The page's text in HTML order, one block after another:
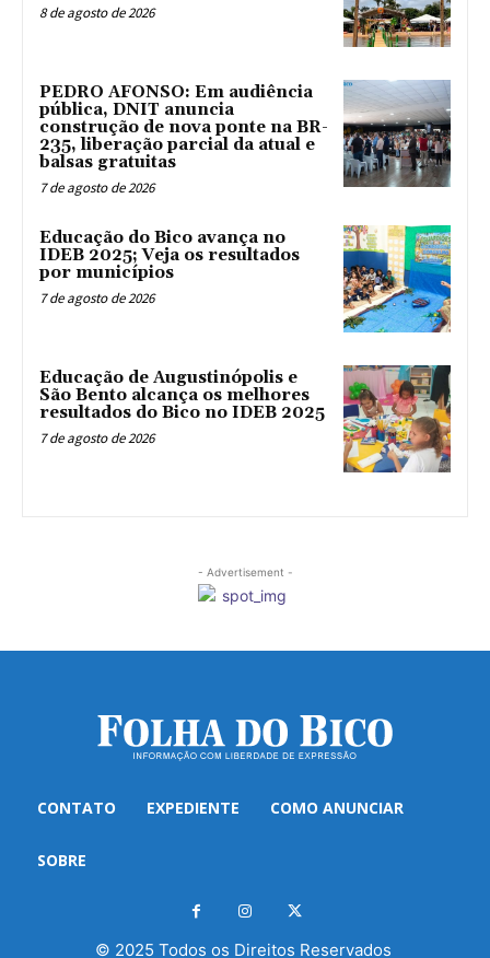
8 de agosto de 2026
PEDRO AFONSO: Em audiência
pública, DNIT anuncia
construção de nova ponte na BR-
235, liberação parcial da atual e
balsas gratuitas
7 de agosto de 2026
Educação do Bico avança no
IDEB 2025; Veja os resultados
por municípios
7 de agosto de 2026
Educação de Augustinópolis e
São Bento alcança os melhores
resultados do Bico no IDEB 2025
7 de agosto de 2026
- Advertisement -
CONTATO EXPEDIENTE COMO ANUNCIAR
SOBRE
© 2025 Todos os Direitos Reservados